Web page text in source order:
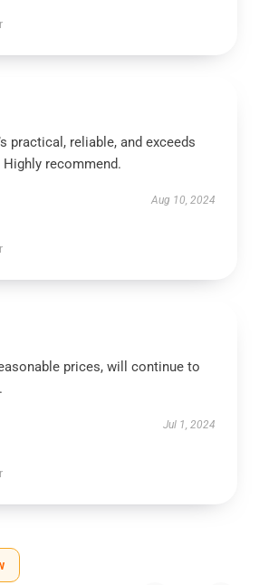
practical, reliable, and exceeds
recommend.
Aug 10, 2024
prices, will continue to
Jul 1, 2024